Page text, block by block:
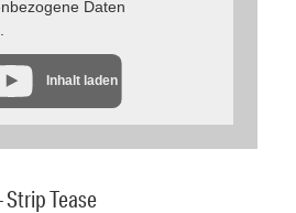
Daten
Inhalt laden
Strip Tease